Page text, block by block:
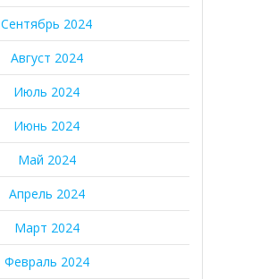
Сентябрь 2024
Август 2024
Июль 2024
Июнь 2024
Май 2024
Апрель 2024
Март 2024
Февраль 2024